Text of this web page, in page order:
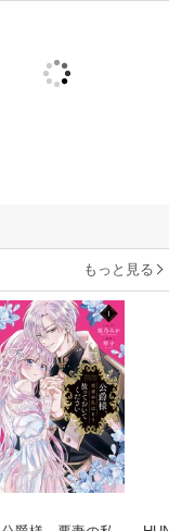
もっと見る